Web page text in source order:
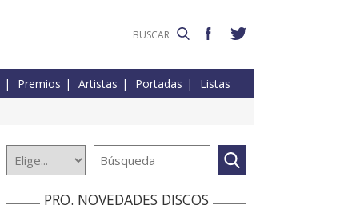
Premios Artistas Portadas Listas
PRO. NOVEDADES DISCOS